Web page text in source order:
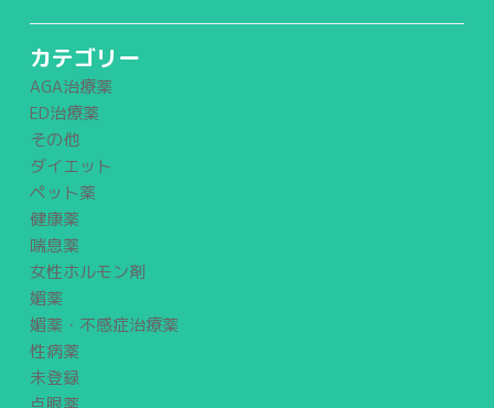
カテゴリー
AGA治療薬
ED治療薬
その他
ダイエット
ペット薬
健康薬
喘息薬
女性ホルモン剤
媚薬
媚薬・不感症治療薬
性病薬
未登録